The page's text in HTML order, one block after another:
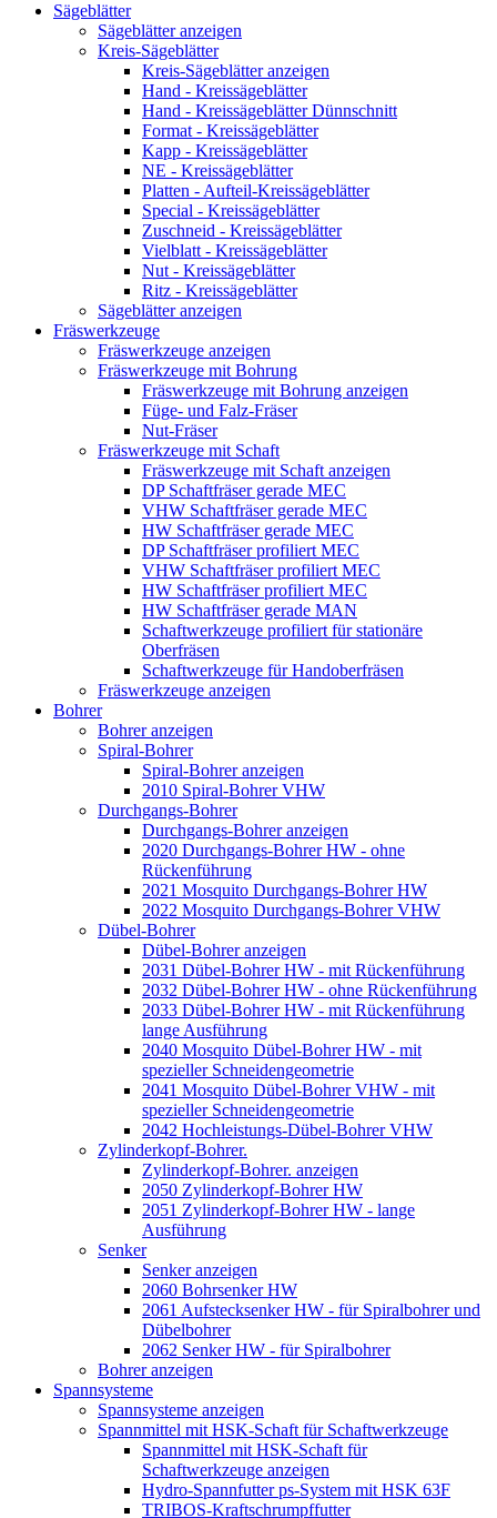
Sägeblätter
Sägeblätter anzeigen
Kreis-Sägeblätter
Kreis-Sägeblätter anzeigen
Hand - Kreissägeblätter
Hand - Kreissägeblätter Dünnschnitt
Format - Kreissägeblätter
Kapp - Kreissägeblätter
NE - Kreissägeblätter
Platten - Aufteil-Kreissägeblätter
Special - Kreissägeblätter
Zuschneid - Kreissägeblätter
Vielblatt - Kreissägeblätter
Nut - Kreissägeblätter
Ritz - Kreissägeblätter
Sägeblätter anzeigen
Fräswerkzeuge
Fräswerkzeuge anzeigen
Fräswerkzeuge mit Bohrung
Fräswerkzeuge mit Bohrung anzeigen
Füge- und Falz-Fräser
Nut-Fräser
Fräswerkzeuge mit Schaft
Fräswerkzeuge mit Schaft anzeigen
DP Schaftfräser gerade MEC
VHW Schaftfräser gerade MEC
HW Schaftfräser gerade MEC
DP Schaftfräser profiliert MEC
VHW Schaftfräser profiliert MEC
HW Schaftfräser profiliert MEC
HW Schaftfräser gerade MAN
Schaftwerkzeuge profiliert für stationäre
Oberfräsen
Schaftwerkzeuge für Handoberfräsen
Fräswerkzeuge anzeigen
Bohrer
Bohrer anzeigen
Spiral-Bohrer
Spiral-Bohrer anzeigen
2010 Spiral-Bohrer VHW
Durchgangs-Bohrer
Durchgangs-Bohrer anzeigen
2020 Durchgangs-Bohrer HW - ohne
Rückenführung
2021 Mosquito Durchgangs-Bohrer HW
2022 Mosquito Durchgangs-Bohrer VHW
Dübel-Bohrer
Dübel-Bohrer anzeigen
2031 Dübel-Bohrer HW - mit Rückenführung
2032 Dübel-Bohrer HW - ohne Rückenführung
2033 Dübel-Bohrer HW - mit Rückenführung
lange Ausführung
2040 Mosquito Dübel-Bohrer HW - mit
spezieller Schneidengeometrie
2041 Mosquito Dübel-Bohrer VHW - mit
spezieller Schneidengeometrie
2042 Hochleistungs-Dübel-Bohrer VHW
Zylinderkopf-Bohrer.
Zylinderkopf-Bohrer. anzeigen
2050 Zylinderkopf-Bohrer HW
2051 Zylinderkopf-Bohrer HW - lange
Ausführung
Senker
Senker anzeigen
2060 Bohrsenker HW
2061 Aufstecksenker HW - für Spiralbohrer und
Dübelbohrer
2062 Senker HW - für Spiralbohrer
Bohrer anzeigen
Spannsysteme
Spannsysteme anzeigen
Spannmittel mit HSK-Schaft für Schaftwerkzeuge
Spannmittel mit HSK-Schaft für
Schaftwerkzeuge anzeigen
Hydro-Spannfutter ps-System mit HSK 63F
TRIBOS-Kraftschrumpffutter